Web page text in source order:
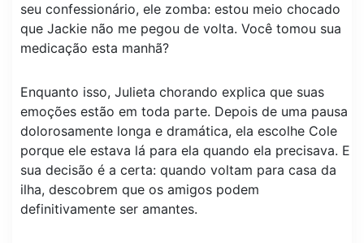
seu confessionário, ele zomba: estou meio chocado
que Jackie não me pegou de volta. Você tomou sua
medicação esta manhã?
Enquanto isso, Julieta chorando explica que suas
emoções estão em toda parte. Depois de uma pausa
dolorosamente longa e dramática, ela escolhe Cole
porque ele estava lá para ela quando ela precisava. E
sua decisão é a certa: quando voltam para casa da
ilha, descobrem que os amigos podem
definitivamente ser amantes.